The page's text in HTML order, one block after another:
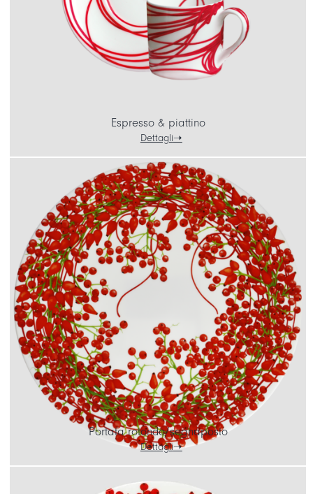
Espresso & piattino
Dettagli
Portata rotondo/segnaposto
Dettagli